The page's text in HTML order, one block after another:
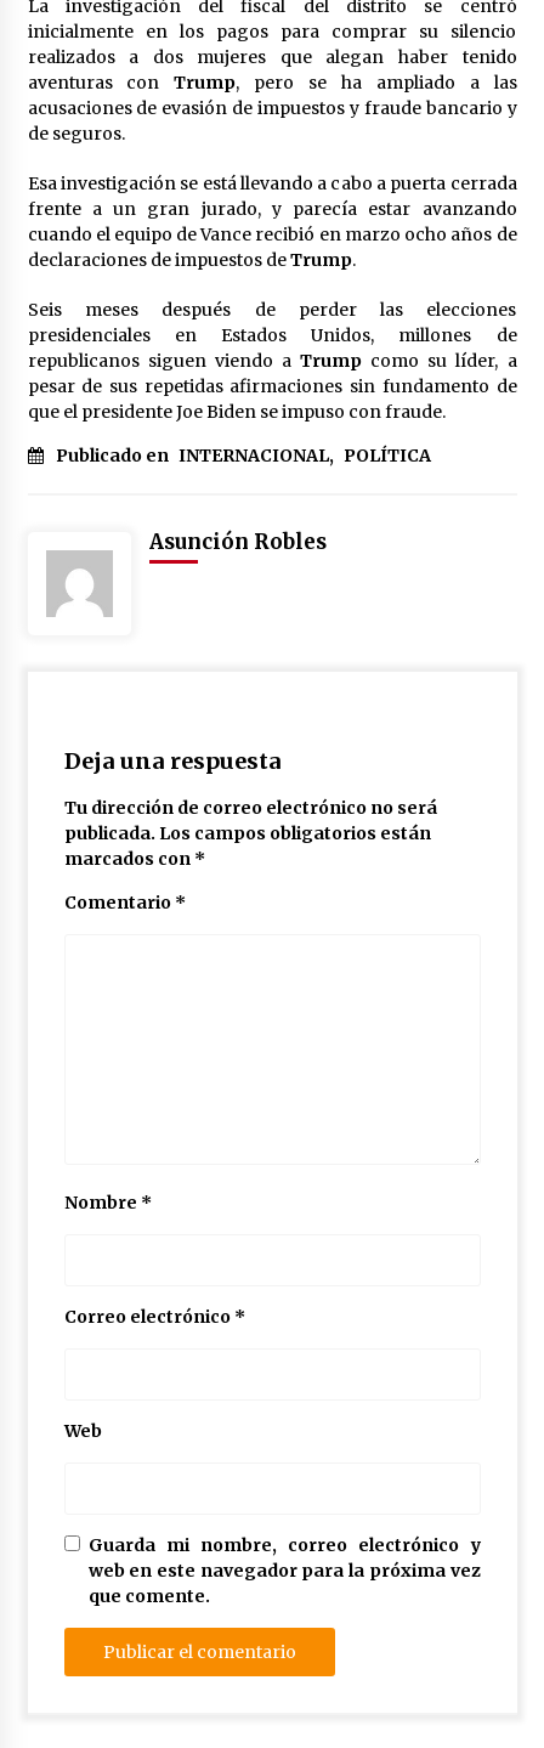
La investigación del fiscal del distrito se centró
inicialmente en los pagos para comprar su silencio
realizados a dos mujeres que alegan haber tenido
aventuras conTrump, pero se ha ampliado a las
acusaciones de evasión de impuestos y fraude bancario y
de seguros.
Esa investigación se está llevando a cabo a puerta cerrada
frente a un gran jurado, y parecía estar avanzando
cuando el equipo de Vance recibió en marzo ocho años de
declaraciones de impuestos deTrump.
Seis meses después de perder las elecciones
presidenciales en Estados Unidos, millones de
republicanos siguen viendo a Trump como su líder, a
pesar de sus repetidas afirmaciones sin fundamento de
que el presidente Joe Biden se impuso con fraude.
Publicado en INTERNACIONAL, POLÍTICA
Asunción Robles
Deja una respuesta
Tu dirección de correo electrónico no será
publicada. Los campos obligatorios están
marcados con *
Comentario *
Nombre *
Correo electrónico *
Web
Guarda mi nombre, correo electrónico y
web en este navegador para la próxima vez
que comente.